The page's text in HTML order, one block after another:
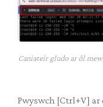
Caniateir gludo ar ôl
Pwyswch [Ctrl+V]